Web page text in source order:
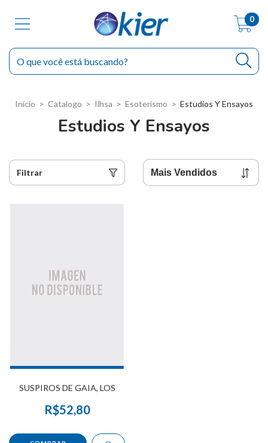
0
Início > Catalogo > Ilhsa > Esoterismo > Estudios Y Ensayos
Estudios Y Ensayos
Filtrar
SUSPIROS DE GAIA, LOS
R$52,80